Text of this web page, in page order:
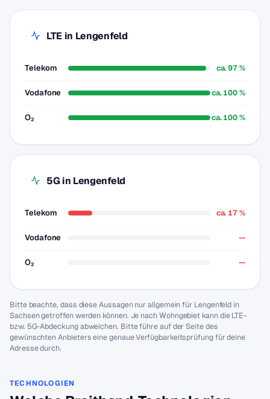
LTE in Lengenfeld
Telekom ca. 97 %
Vodafone ca. 100 %
O₂ ca. 100 %
5G in Lengenfeld
Telekom ca. 17 %
Vodafone —
O₂ —
Bitte beachte, dass diese Aussagen nur allgemein für Lengenfeld in
Sachsen getroffen werden können. Je nach Wohngebiet kann die LTE-
bzw. 5G-Abdeckung abweichen. Bitte führe auf der Seite des
gewünschten Anbieters eine genaue Verfügbarkeitsprüfung für deine
Adresse durch.
TECHNOLOGIEN